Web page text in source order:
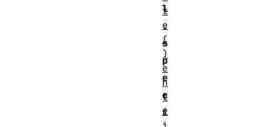
l
.
s
p
e
c
i
t
e
(
)
e
n
t
r